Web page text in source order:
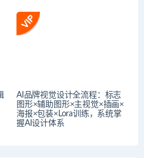
AI品牌视觉设计全流程：标志
图形×辅助图形×主视觉×插画×
海报×包装×Lora训练，系统掌
握AI设计体系